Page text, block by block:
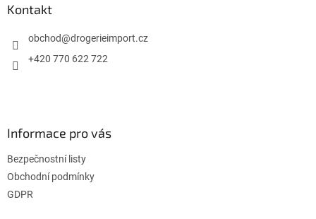
Kontakt
obchod@drogerieimport.cz
+420 770 622 722
Informace pro vás
Bezpečnostní listy
Obchodní podmínky
GDPR